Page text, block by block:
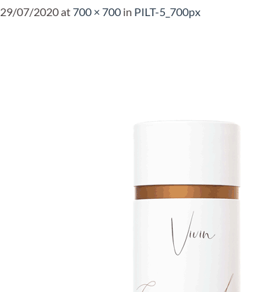
29/07/2020at700 × 700 in PILT-5_700px